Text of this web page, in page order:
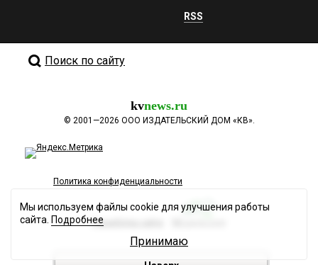
RSS
Поиск по сайту
kvnews.ru
© 2001—2026 ООО ИЗДАТЕЛЬСКИЙ ДОМ «КВ».
Политика конфиденциальности
Разработка сайта
Мы используем файлы cookie для улучшения работы
сайта. Подробнее
Принимаю